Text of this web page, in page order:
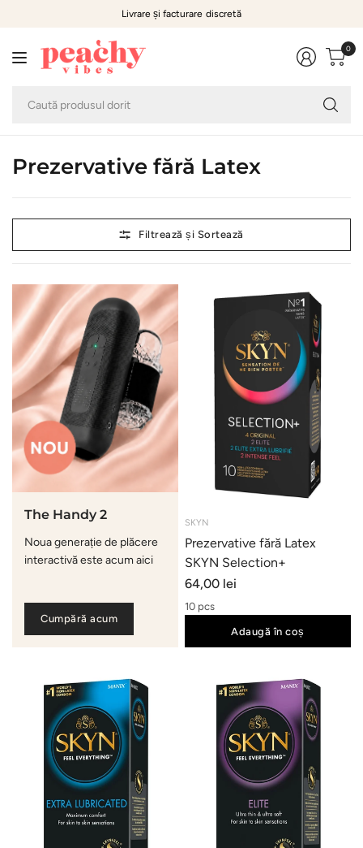
Livrare și facturare discretă
0
Prezervative fără Latex
Filtrează și Sortează
The Handy 2
Noua generație de plăcere
interactivă este acum aici
Cumpără acum
SKYN
Prezervative fără Latex
SKYN Selection+
64,00 lei
10 pcs
Adaugă în coș